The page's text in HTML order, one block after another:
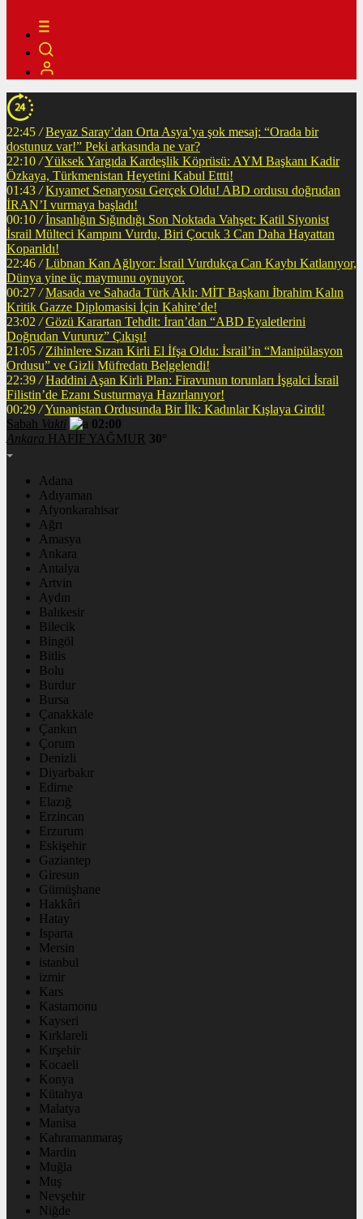
22:45 / Beyaz Saray’dan Orta Asya’ya şok mesaj: “Orada bir
dostunuz var!” Peki arkasında ne var?
22:10 /Yüksek Yargıda Kardeşlik Köprüsü: AYM Başkanı Kadir
Özkaya, Türkmenistan Heyetini Kabul Ettti!
01:43 / Kıyamet Senaryosu Gerçek Oldu! ABD ordusu doğrudan
İRAN’I vurmaya başladı!
00:10 / İnsanlığın Sığındığı Son Noktada Vahşet: Katil Siyonist
İsrail Mülteci Kampını Vurdu, Biri Çocuk 3 Can Daha Hayattan
Koparıldı!
22:46 / Lübnan Kan Ağlıyor: İsrail Vurdukça Can Kaybı Katlanıyor,
Dünya yine üç maymunu oynuyor.
00:27 / Masada ve Sahada Türk Aklı: MİT Başkanı İbrahim Kalın
Kritik Gazze Diplomasisi İçin Kahire’de!
23:02 / Gözü Karartan Tehdit: İran’dan “ABD Eyaletlerini
Doğrudan Vururuz” Çıkışı!
21:05 / Zihinlere Sızan Kirli El İfşa Oldu: İsrail’in “Manipülasyon
Ordusu” ve Gizli Müfredatı Belgelendi!
22:39 / Haddini Aşan Kirli Plan: Firavunun torunları İşgalci İsrail
Filistin’de Ezanı Susturmaya Hazırlanıyor!
00:29 /Yunanistan Ordusunda Bir İlk: Kadınlar Kışlaya Girdi!
Sabah Vakti
02:00
Ankara HAFİF YAĞMUR 30°
Adana
Adıyaman
Afyonkarahisar
Ağrı
Amasya
Ankara
Antalya
Artvin
Aydın
Balıkesir
Bilecik
Bingöl
Bitlis
Bolu
Burdur
Bursa
Çanakkale
Çankırı
Çorum
Denizli
Diyarbakır
Edirne
Elazığ
Erzincan
Erzurum
Eskişehir
Gaziantep
Giresun
Gümüşhane
Hakkâri
Hatay
Isparta
Mersin
istanbul
izmir
Kars
Kastamonu
Kayseri
Kırklareli
Kırşehir
Kocaeli
Konya
Kütahya
Malatya
Manisa
Kahramanmaraş
Mardin
Muğla
Muş
Nevşehir
Niğde